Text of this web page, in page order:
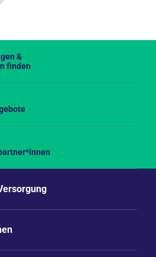
&
finden